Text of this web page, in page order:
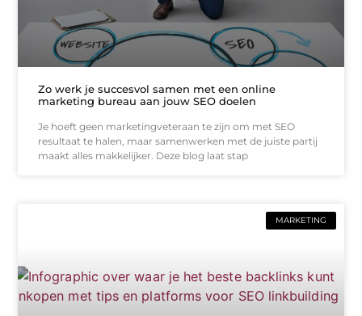
Zo werk je succesvol samen met een online
marketing bureau aan jouw SEO doelen
Je hoeft geen marketingveteraan te zijn om met SEO
resultaat te halen, maar samenwerken met de juiste partij
maakt alles makkelijker. Deze blog laat stap
MARKETING